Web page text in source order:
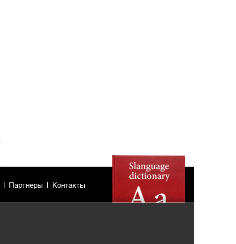
Партнеры Контакты